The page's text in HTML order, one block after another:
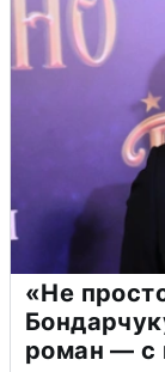
«Не
роман — с